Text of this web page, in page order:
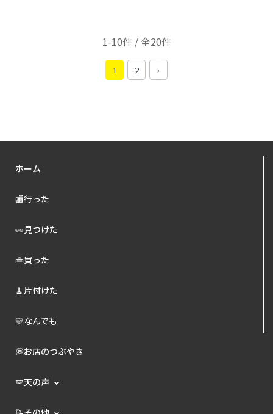
1-10件 / 全20件
1 2 ›
ホーム
🏬行った
👀見つけた
👜買った
🧹片付けた
💛なんでも
💭お店のつぶやき
🪽天の声